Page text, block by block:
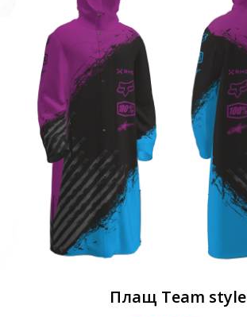
Плащ Team style